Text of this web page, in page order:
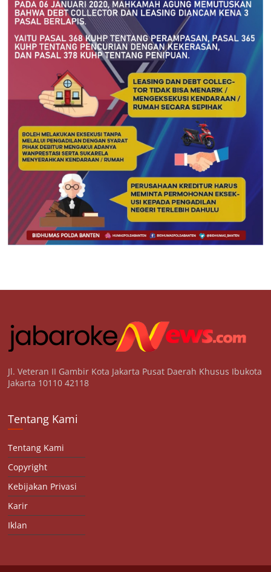
Jl. Veteran II Gambir Kota Jakarta Pusat Daerah Khusus Ibukota
Jakarta 10110 42118
Tentang Kami
Tentang Kami
Copyright
Kebijakan Privasi
Karir
Iklan